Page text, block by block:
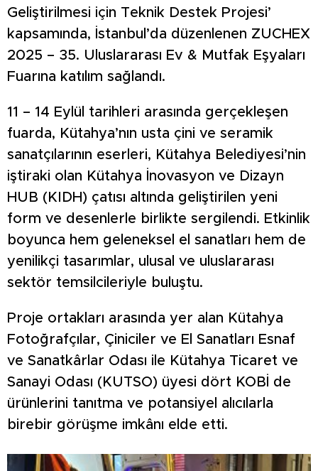
Geliştirilmesi için Teknik Destek Projesi’
kapsamında, İstanbul’da düzenlenen ZUCHEX
2025 – 35. Uluslararası Ev & Mutfak Eşyaları
Fuarına katılım sağlandı.
11 – 14 Eylül tarihleri arasında gerçekleşen
fuarda, Kütahya’nın usta çini ve seramik
sanatçılarının eserleri, Kütahya Belediyesi’nin
iştiraki olan Kütahya İnovasyon ve Dizayn
HUB (KIDH) çatısı altında geliştirilen yeni
form ve desenlerle birlikte sergilendi. Etkinlik
boyunca hem geleneksel el sanatları hem de
yenilikçi tasarımlar, ulusal ve uluslararası
sektör temsilcileriyle buluştu.
Proje ortakları arasında yer alan Kütahya
Fotoğrafçılar, Çiniciler ve El Sanatları Esnaf
ve Sanatkârlar Odası ile Kütahya Ticaret ve
Sanayi Odası (KUTSO) üyesi dört KOBİ de
ürünlerini tanıtma ve potansiyel alıcılarla
birebir görüşme imkânı elde etti.